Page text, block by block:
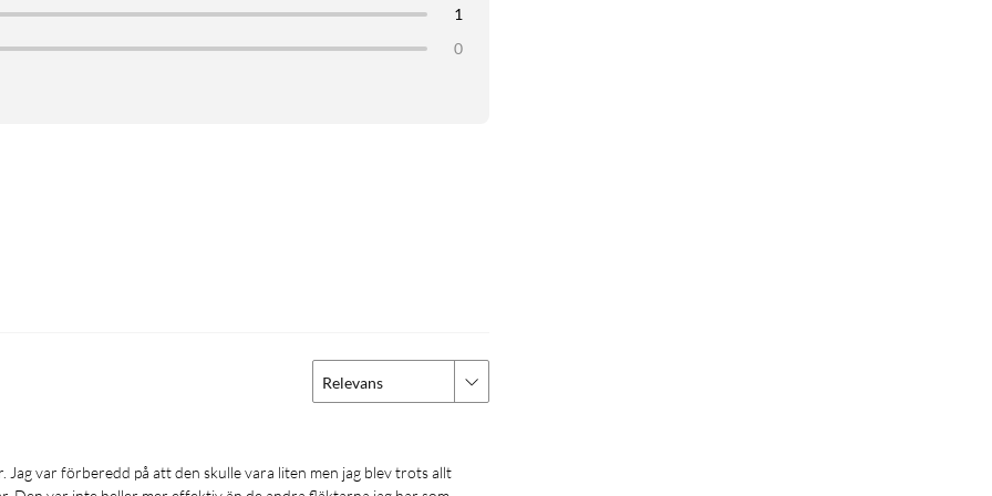
appen, där du också kan koppla fläkten till andra Xiaomi-
knapparna på fläkten erbjuder fyra fasta lägen. Med
ett barnsäkerhetslås förhindrar att inställningar ändras av
1
0
Relevans